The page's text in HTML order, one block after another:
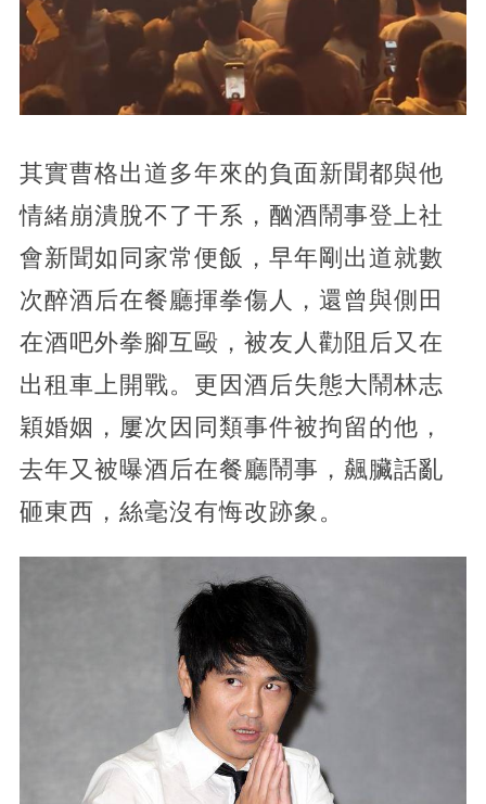
其實曹格出道多年來的負面新聞都與他
情緒崩潰脫不了干系，酗酒鬧事登上社
會新聞如同家常便飯，早年剛出道就數
次醉酒后在餐廳揮拳傷人，還曾與側田
在酒吧外拳腳互毆，被友人勸阻后又在
出租車上開戰。更因酒后失態大鬧林志
穎婚姻，屢次因同類事件被拘留的他，
去年又被曝酒后在餐廳鬧事，飆臟話亂
砸東西，絲毫沒有悔改跡象。